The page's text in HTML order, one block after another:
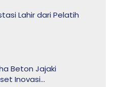
Lahir dari Pelatih
Beton Jajaki
Inovasi…